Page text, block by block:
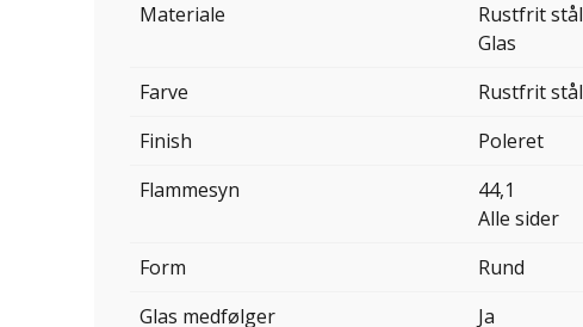
Materiale
Rustfrit stål
Glas
Farve
Rustfrit stål
Finish
Poleret
Flammesyn
44,1
Alle sider
Form
Rund
Glas medfølger
Ja